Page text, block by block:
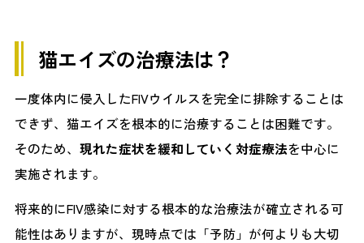
猫エイズの治療法は？
一度体内に侵入したFIVウイルスを完全に排除することは
できず、猫エイズを根本的に治療することは困難です。
そのため、 現れた症状を緩和していく対症療法を中心に
実施されます。
将来的にFIV感染に対する根本的な治療法が確立される可
能性はありますが、現時点では「予防」が何よりも大切